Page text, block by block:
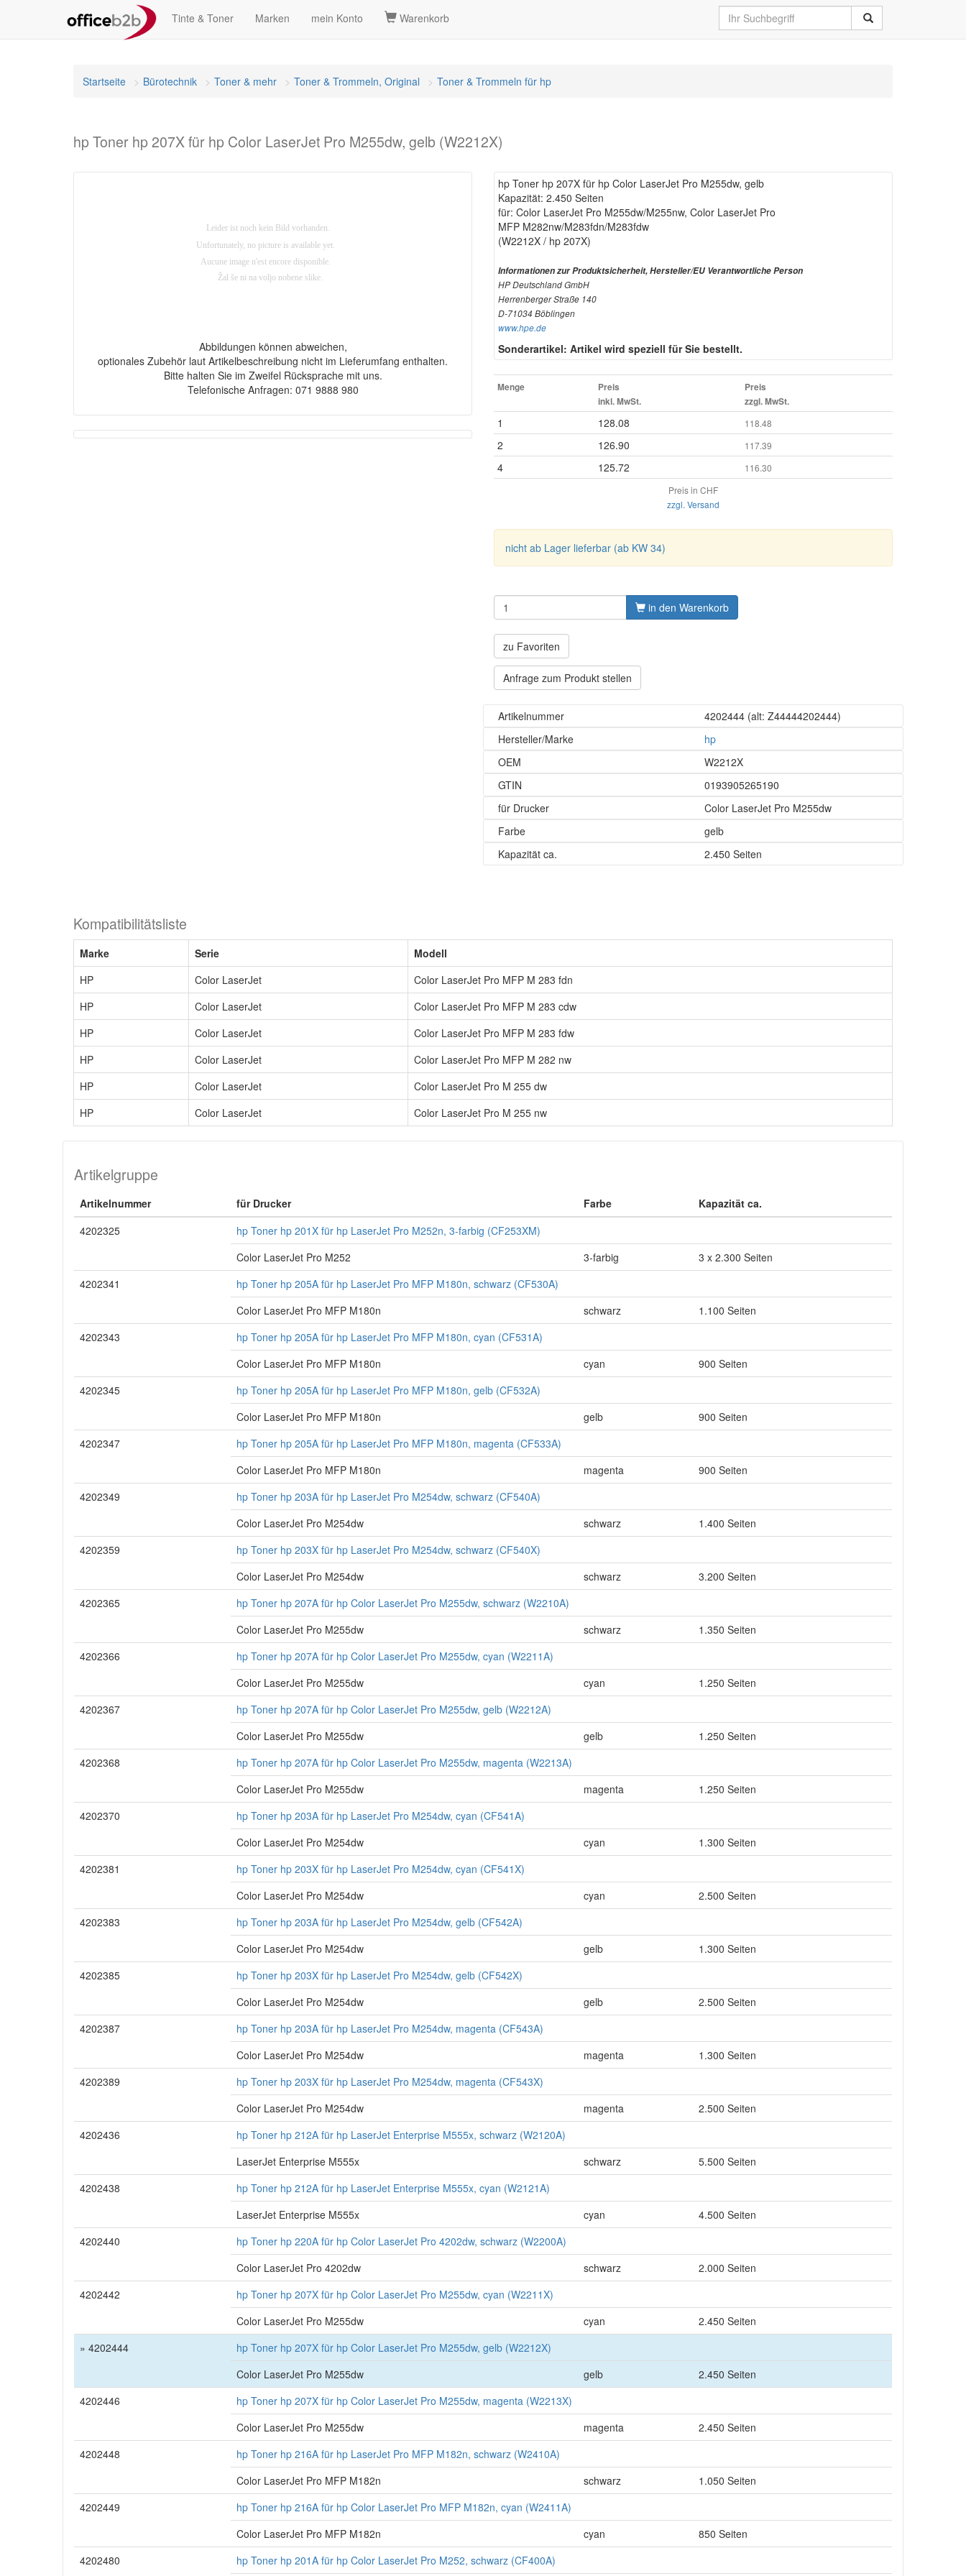
Tinte & Toner Marken mein Konto Warenkorb
Startseite Bürotechnik Toner & mehr Toner & Trommeln, Original Toner & Trommeln für hp
hp Toner hp 207X für hp Color LaserJet Pro M255dw, gelb (W2212X)
Abbildungen können abweichen,
optionales Zubehör laut Artikelbeschreibung nicht im Lieferumfang enthalten.
Bitte halten Sie im Zweifel Rücksprache mit uns.
Telefonische Anfragen: 071 9888 980
hp Toner hp 207X für hp Color LaserJet Pro M255dw, gelb
Kapazität: 2.450 Seiten
für: Color LaserJet Pro M255dw/M255nw, Color LaserJet Pro
MFP M282nw/M283fdn/M283fdw
(W2212X / hp 207X)
Informationen zur Produktsicherheit, Hersteller/EU Verantwortliche Person
HP Deutschland GmbH
Herrenberger Straße 140
D-71034 Böblingen
www.hpe.de
Sonderartikel: Artikel wird speziell für Sie bestellt.
Menge
Preis
inkl. MwSt.
Preis
zzgl. MwSt.
1 128.08 118.48
2 126.90 117.39
4 125.72
116.30
Preis in CHF
zzgl. Versand
nicht ab Lager lieferbar (ab KW 34)
in den Warenkorb
zu Favoriten
Anfrage zum Produkt stellen
Artikelnummer 4202444(alt: Z44444202444)
Hersteller/Marke
hp
OEM
W2212X
GTIN
0193905265190
für Drucker
Color LaserJet Pro M255dw
Farbe
gelb
Kapazität ca.
2.450 Seiten
Kompatibilitätsliste
Marke Serie
Modell
HP
Color LaserJet
Color LaserJet Pro MFP M 283 fdn
HP
Color LaserJet
Color LaserJet Pro MFP M 283 cdw
HP
Color LaserJet
Color LaserJet Pro MFP M 283 fdw
HP
Color LaserJet
Color LaserJet Pro MFP M 282 nw
HP
Color LaserJet
Color LaserJet Pro M 255 dw
HP
Color LaserJet Color LaserJet Pro M 255 nw
Artikelgruppe
Artikelnummer für Drucker Farbe
Kapazität ca.
4202325
hp Toner hp 201X für hp LaserJet Pro M252n, 3-farbig (CF253XM)
Color LaserJet Pro M252
3-farbig
3 x 2.300 Seiten
4202341
hp Toner hp 205A für hp LaserJet Pro MFP M180n, schwarz (CF530A)
Color LaserJet Pro MFP M180n
schwarz
1.100 Seiten
4202343
hp Toner hp 205A für hp LaserJet Pro MFP M180n, cyan (CF531A)
Color LaserJet Pro MFP M180n
cyan
900 Seiten
4202345
hp Toner hp 205A für hp LaserJet Pro MFP M180n, gelb (CF532A)
Color LaserJet Pro MFP M180n
gelb
900 Seiten
4202347
hp Toner hp 205A für hp LaserJet Pro MFP M180n, magenta (CF533A)
Color LaserJet Pro MFP M180n
magenta
900 Seiten
4202349
hp Toner hp 203A für hp LaserJet Pro M254dw, schwarz (CF540A)
Color LaserJet Pro M254dw
schwarz
1.400 Seiten
4202359
hp Toner hp 203X für hp LaserJet Pro M254dw, schwarz (CF540X)
Color LaserJet Pro M254dw
schwarz
3.200 Seiten
4202365
hp Toner hp 207A für hp Color LaserJet Pro M255dw, schwarz (W2210A)
Color LaserJet Pro M255dw
schwarz
1.350 Seiten
4202366
hp Toner hp 207A für hp Color LaserJet Pro M255dw, cyan (W2211A)
Color LaserJet Pro M255dw
cyan
1.250 Seiten
4202367
hp Toner hp 207A für hp Color LaserJet Pro M255dw, gelb (W2212A)
Color LaserJet Pro M255dw
gelb
1.250 Seiten
4202368
hp Toner hp 207A für hp Color LaserJet Pro M255dw, magenta (W2213A)
Color LaserJet Pro M255dw
magenta
1.250 Seiten
4202370
hp Toner hp 203A für hp LaserJet Pro M254dw, cyan (CF541A)
Color LaserJet Pro M254dw
cyan
1.300 Seiten
4202381
hp Toner hp 203X für hp LaserJet Pro M254dw, cyan (CF541X)
Color LaserJet Pro M254dw
cyan
2.500 Seiten
4202383
hp Toner hp 203A für hp LaserJet Pro M254dw, gelb (CF542A)
Color LaserJet Pro M254dw
gelb
1.300 Seiten
4202385
hp Toner hp 203X für hp LaserJet Pro M254dw, gelb (CF542X)
Color LaserJet Pro M254dw
gelb
2.500 Seiten
4202387
hp Toner hp 203A für hp LaserJet Pro M254dw, magenta (CF543A)
Color LaserJet Pro M254dw
magenta
1.300 Seiten
4202389
hp Toner hp 203X für hp LaserJet Pro M254dw, magenta (CF543X)
Color LaserJet Pro M254dw
magenta
2.500 Seiten
4202436
hp Toner hp 212A für hp LaserJet Enterprise M555x, schwarz (W2120A)
LaserJet Enterprise M555x
schwarz
5.500 Seiten
4202438
hp Toner hp 212A für hp LaserJet Enterprise M555x, cyan (W2121A)
LaserJet Enterprise M555x
cyan
4.500 Seiten
4202440
hp Toner hp 220A für hp Color LaserJet Pro 4202dw, schwarz (W2200A)
Color LaserJet Pro 4202dw
schwarz
2.000 Seiten
4202442
hp Toner hp 207X für hp Color LaserJet Pro M255dw, cyan (W2211X)
Color LaserJet Pro M255dw
cyan
2.450 Seiten
» 4202444
hp Toner hp 207X für hp Color LaserJet Pro M255dw, gelb (W2212X)
Color LaserJet Pro M255dw
gelb
2.450 Seiten
4202446
hp Toner hp 207X für hp Color LaserJet Pro M255dw, magenta (W2213X)
Color LaserJet Pro M255dw
magenta
2.450 Seiten
4202448
hp Toner hp 216A für hp LaserJet Pro MFP M182n, schwarz (W2410A)
Color LaserJet Pro MFP M182n
schwarz
1.050 Seiten
4202449
hp Toner hp 216A für hp Color LaserJet Pro MFP M182n, cyan (W2411A)
Color LaserJet Pro MFP M182n
cyan
850 Seiten
4202480
hp Toner hp 201A für hp Color LaserJet Pro M252, schwarz (CF400A)